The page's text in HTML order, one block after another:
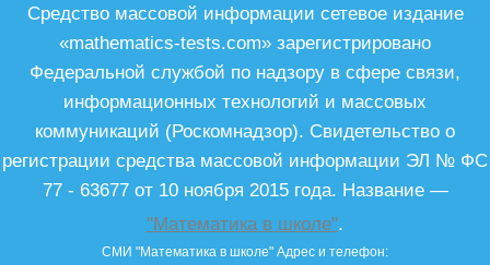
Средство массовой информации сетевое издание
«mathematics-tests.com» зарегистрировано
Федеральной службой по надзору в сфере связи,
информационных технологий и массовых
коммуникаций (Роскомнадзор). Свидетельство о
регистрации средства массовой информации ЭЛ № ФС
77 - 63677 от 10 ноября 2015 года. Название —
"Математика в школе".
СМИ "Математика в школе" Адрес и телефон: